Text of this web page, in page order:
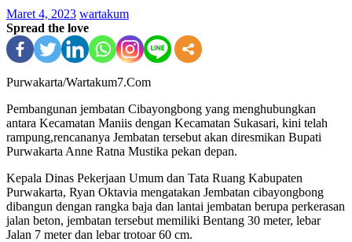
Maret 4, 2023 wartakum
Spread the love
Purwakarta/Wartakum7.Com
Pembangunan jembatan Cibayongbong yang menghubungkan
antara Kecamatan Maniis dengan Kecamatan Sukasari, kini telah
rampung,rencananya Jembatan tersebut akan diresmikan Bupati
Purwakarta Anne Ratna Mustika pekan depan.
Kepala Dinas Pekerjaan Umum dan Tata Ruang Kabupaten
Purwakarta, Ryan Oktavia mengatakan Jembatan cibayongbong
dibangun dengan rangka baja dan lantai jembatan berupa perkerasan
jalan beton, jembatan tersebut memiliki Bentang 30 meter, lebar
Jalan 7 meter dan lebar trotoar 60 cm.